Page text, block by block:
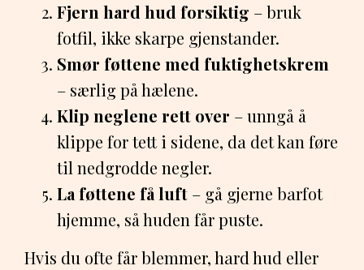
Fjern hard hud forsiktig – bruk
fotfil, ikke skarpe gjenstander.
Smør føttene med fuktighetskrem
– særlig på hælene.
Klip neglene rett over – unngå å
klippe for tett i sidene, da det kan føre
til nedgrodde negler.
La føttene få luft – gå gjerne barfot
hjemme, så huden får puste.
Hvis du ofte får blemmer, hard hud eller